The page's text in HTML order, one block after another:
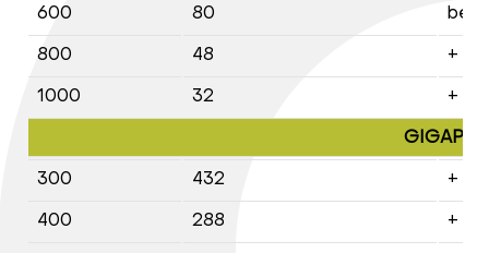
600
80
bez
800
48
+
1000
32
+
300
432
+
400
288
+